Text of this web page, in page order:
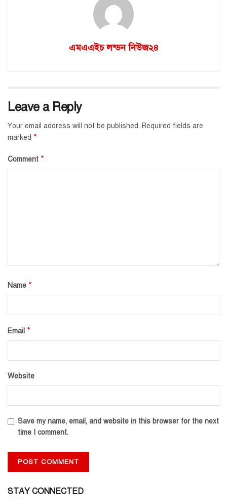
এমএএইচ লন্ডন নিউজ২৪
Leave a Reply
Your email address will not be published. Required fields are
marked *
Comment *
Name *
Email *
Website
Save my name, email, and website in this browser for the next
time I comment.
STAY CONNECTED